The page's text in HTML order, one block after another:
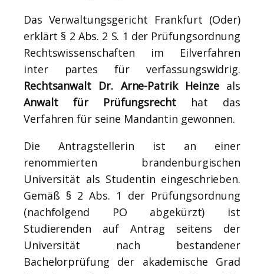
Das Verwaltungsgericht Frankfurt (Oder)
erklärt § 2 Abs. 2 S. 1 der Prüfungsordnung
Rechtswissenschaften im Eilverfahren
inter partes für verfassungswidrig.
Rechtsanwalt Dr. Arne-Patrik Heinzeals
Anwalt für Prüfungsrechthat das
Verfahren für seine Mandantin gewonnen.
Die Antragstellerin ist an einer
renommierten brandenburgischen
Universität als Studentin eingeschrieben.
Gemäß § 2 Abs. 1 der Prüfungsordnung
(nachfolgend PO abgekürzt) ist
Studierenden auf Antrag seitens der
Universität nach bestandener
Bachelorprüfung der akademische Grad